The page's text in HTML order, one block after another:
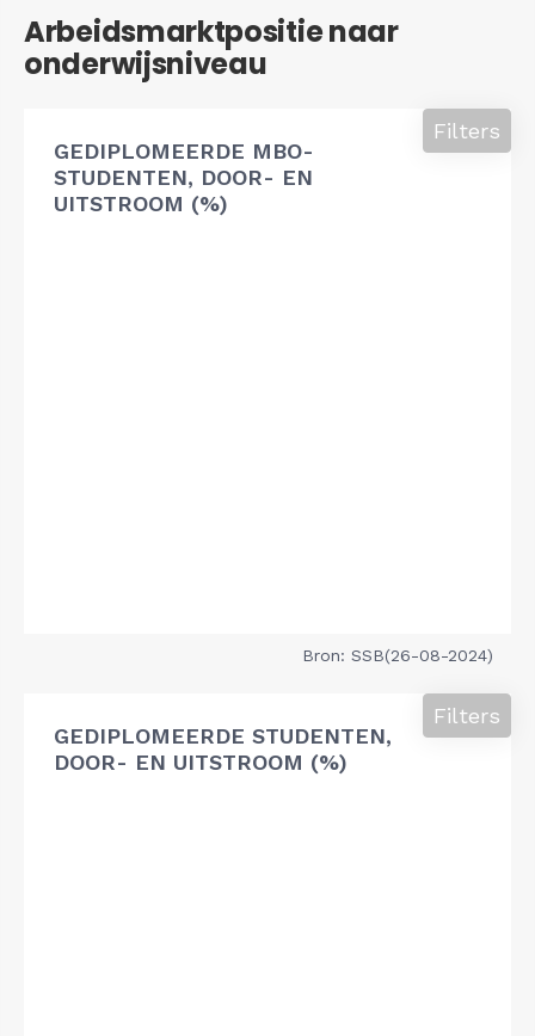
Arbeidsmarktpositie naar
onderwijsniveau
GEDIPLOMEERDE MBO-
STUDENTEN, DOOR- EN
UITSTROOM (%)
Filters
Bron: SSB(26-08-2024)
GEDIPLOMEERDE STUDENTEN,
DOOR- EN UITSTROOM (%)
Filters